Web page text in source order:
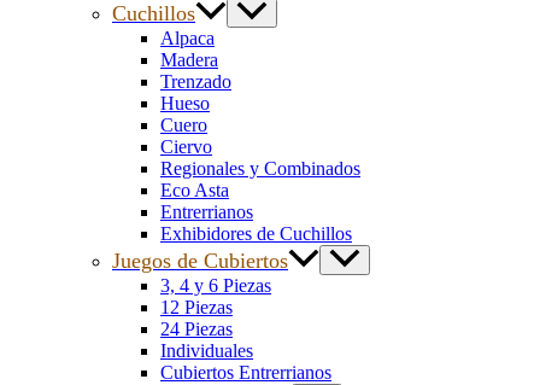
Cuchillos
Alpaca
Madera
Trenzado
Hueso
Cuero
Ciervo
Regionales y Combinados
Eco Asta
Entrerrianos
Exhibidores de Cuchillos
Juegos de Cubiertos
3, 4 y 6 Piezas
12 Piezas
24 Piezas
Individuales
Cubiertos Entrerrianos